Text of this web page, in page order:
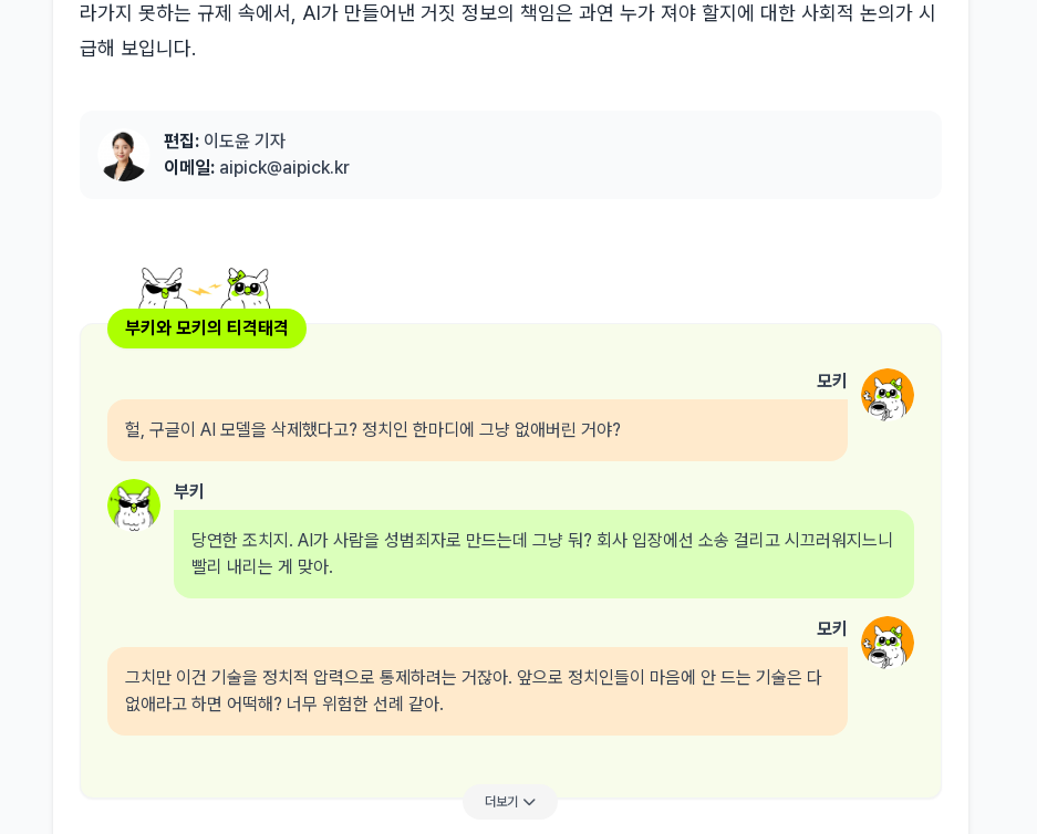
라가지 못하는 규제 속에서, AI가 만들어낸 거짓 정보의 책임은 과연 누가 져야 할지에 대한 사회적 논의가 시
급해 보입니다.
편집: 이도윤 기자
이메일: aipick@aipick.kr
부키와 모키의 티격태격
모키
헐, 구글이 AI 모델을 삭제했다고? 정치인 한마디에 그냥 없애버린 거야?
부키
당연한 조치지. AI가 사람을 성범죄자로 만드는데 그냥 둬? 회사 입장에선 소송 걸리고 시끄러워지느니
빨리 내리는 게 맞아.
모키
그치만 이건 기술을 정치적 압력으로 통제하려는 거잖아. 앞으로 정치인들이 마음에 안 드는 기술은 다
없애라고 하면 어떡해? 너무 위험한 선례 같아.
더보기